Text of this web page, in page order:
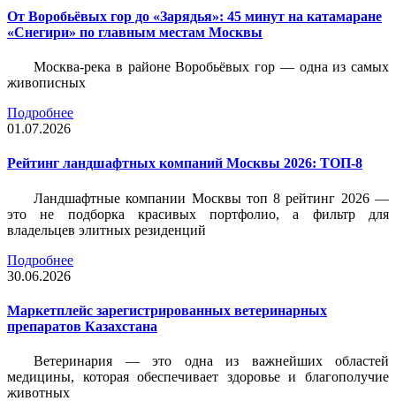
От Воробьёвых гор до «Зарядья»: 45 минут на катамаране
«Снегири» по главным местам Москвы
Москва-река в районе Воробьёвых гор — одна из самых
живописных
Подробнее
01.07.2026
Рейтинг ландшафтных компаний Москвы 2026: ТОП-8
Ландшафтные компании Москвы топ 8 рейтинг 2026 —
это не подборка красивых портфолио, а фильтр для
владельцев элитных резиденций
Подробнее
30.06.2026
Маркетплейс зарегистрированных ветеринарных
препаратов Казахстана
Ветеринария — это одна из важнейших областей
медицины, которая обеспечивает здоровье и благополучие
животных